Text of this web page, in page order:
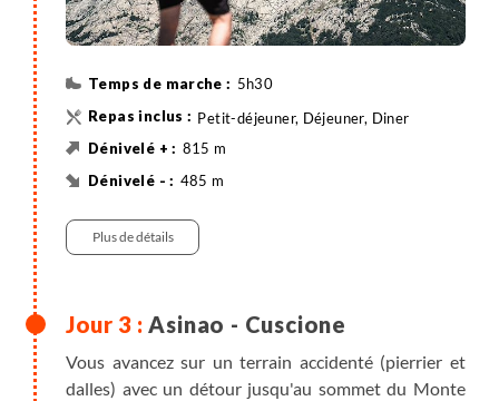
Nuit sous tente ou en refuge.
5h30
Petit-déjeuner, Déjeuner, Diner
815 m
485 m
Randonnée
Plus de détails
Asinao - Cuscione
Vous avancez sur un terrain accidenté (pierrier et
dalles) avec un détour jusqu'au sommet du Monte